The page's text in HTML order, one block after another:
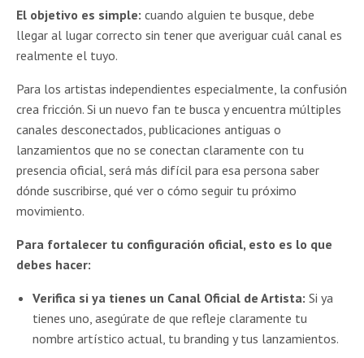
El objetivo es simple: cuando alguien te busque, debe
llegar al lugar correcto sin tener que averiguar cuál canal es
realmente el tuyo.
Para los artistas independientes especialmente, la confusión
crea fricción. Si un nuevo fan te busca y encuentra múltiples
canales desconectados, publicaciones antiguas o
lanzamientos que no se conectan claramente con tu
presencia oficial, será más difícil para esa persona saber
dónde suscribirse, qué ver o cómo seguir tu próximo
movimiento.
Para fortalecer tu configuración oficial, esto es lo que
debes hacer:
Verifica si ya tienes un Canal Oficial de Artista: Si ya
tienes uno, asegúrate de que refleje claramente tu
nombre artístico actual, tu branding y tus lanzamientos.